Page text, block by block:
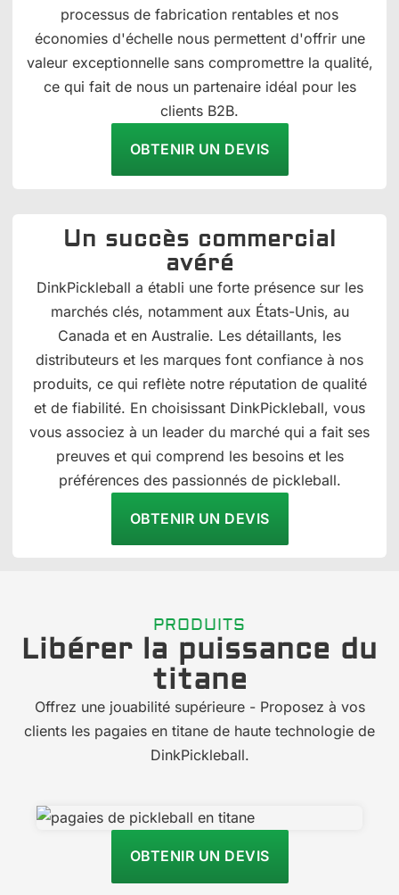
processus de fabrication rentables et nos
économies d'échelle nous permettent d'offrir une
valeur exceptionnelle sans compromettre la qualité,
ce qui fait de nous un partenaire idéal pour les
clients B2B.
OBTENIR UN DEVIS
Un succès commercial
avéré
DinkPickleball a établi une forte présence sur les
marchés clés, notamment aux États-Unis, au
Canada et en Australie. Les détaillants, les
distributeurs et les marques font confiance à nos
produits, ce qui reflète notre réputation de qualité
et de fiabilité. En choisissant DinkPickleball, vous
vous associez à un leader du marché qui a fait ses
preuves et qui comprend les besoins et les
préférences des passionnés de pickleball.
OBTENIR UN DEVIS
PRODUITS
Libérer la puissance du
titane
Offrez une jouabilité supérieure - Proposez à vos
clients les pagaies en titane de haute technologie de
DinkPickleball.
OBTENIR UN DEVIS